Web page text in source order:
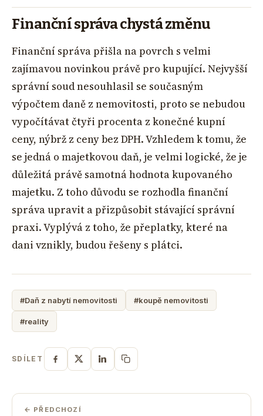
Finanční správa chystá změnu
Finanční správa přišla na povrch s velmi
zajímavou novinkou právě pro kupující. Nejvyšší
správní soud nesouhlasil se současným
výpočtem daně z nemovitosti, proto se nebudou
vypočítávat čtyři procenta z konečné kupní
ceny, nýbrž z ceny bez DPH. Vzhledem k tomu, že
se jedná o majetkovou daň, je velmi logické, že je
důležitá právě samotná hodnota kupovaného
majetku. Z toho důvodu se rozhodla finanční
správa upravit a přizpůsobit stávající správní
praxi. Vyplývá z toho, že přeplatky, které na
dani vznikly, budou řešeny s plátci.
#Daň z nabytí nemovitosti #koupě nemovitosti
#reality
SDÍLET
← PŘEDCHOZÍ